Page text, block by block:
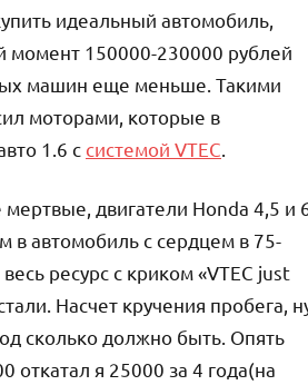
идеальный автомобиль,
момент 150000-230000 рублей
машин еще меньше. Такими
моторами, которые в
1.6 с системой VTEC
двигатели Honda 4,5 и
в автомобиль с сердцем в 75-
ресурс с криком «VTEC just
Насчет кручения пробега,
сколько должно быть. Опять
откатал я 25000 за 4 года(на